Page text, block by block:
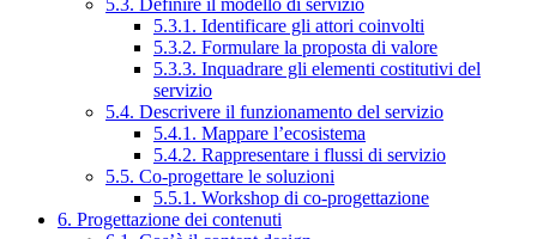
5.3. Definire il modello di servizio
5.3.1. Identificare gli attori coinvolti
5.3.2. Formulare la proposta di valore
5.3.3. Inquadrare gli elementi costitutivi del
servizio
5.4. Descrivere il funzionamento del servizio
5.4.1. Mappare l’ecosistema
5.4.2. Rappresentare i flussi di servizio
5.5. Co-progettare le soluzioni
5.5.1. Workshop di co-progettazione
6. Progettazione dei contenuti